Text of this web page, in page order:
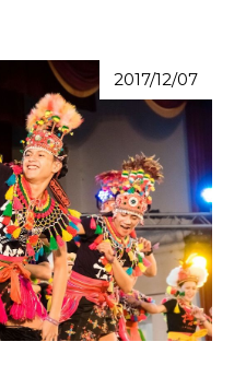
2017/12/07